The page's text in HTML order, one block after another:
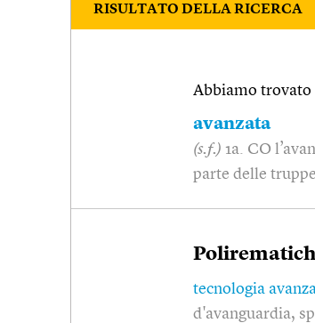
RISULTATO DELLA RICERCA
Abbiamo trovato
avanzata
(s.f.) 1a. CO
parte delle
tecnologia
d'avanguardia,